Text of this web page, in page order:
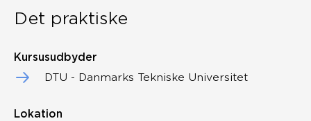
Det praktiske
Kursusudbyder
DTU - Danmarks Tekniske Universitet
Lokation